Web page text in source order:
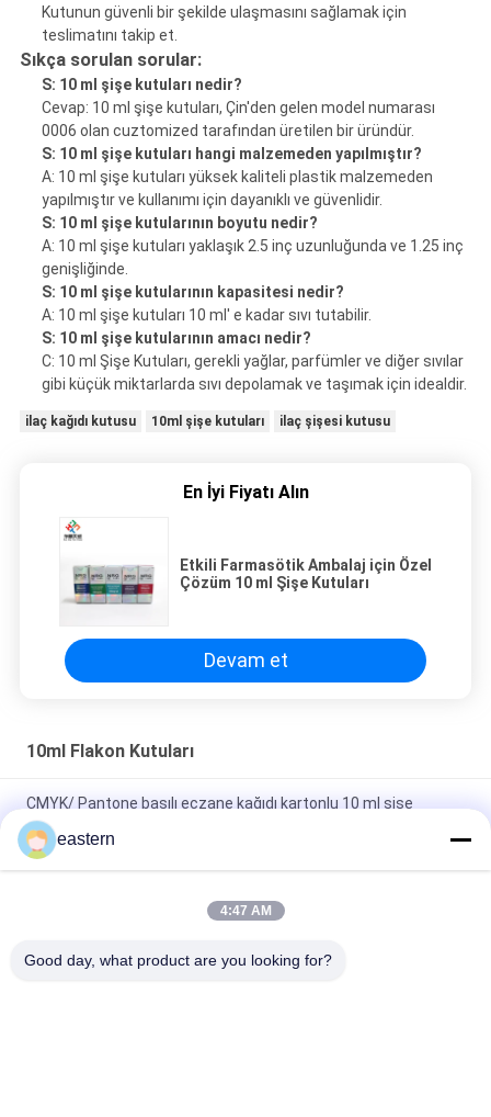
Kutunun güvenli bir şekilde ulaşmasını sağlamak için
teslimatını takip et.
Sıkça sorulan sorular:
S: 10 ml şişe kutuları nedir?
Cevap: 10 ml şişe kutuları, Çin'den gelen model numarası
0006 olan cuztomized tarafından üretilen bir üründür.
S: 10 ml şişe kutuları hangi malzemeden yapılmıştır?
A: 10 ml şişe kutuları yüksek kaliteli plastik malzemeden
yapılmıştır ve kullanımı için dayanıklı ve güvenlidir.
S: 10 ml şişe kutularının boyutu nedir?
A: 10 ml şişe kutuları yaklaşık 2.5 inç uzunluğunda ve 1.25 inç
genişliğinde.
S: 10 ml şişe kutularının kapasitesi nedir?
A: 10 ml şişe kutuları 10 ml' e kadar sıvı tutabilir.
S: 10 ml şişe kutularının amacı nedir?
C: 10 ml Şişe Kutuları, gerekli yağlar, parfümler ve diğer sıvılar
gibi küçük miktarlarda sıvı depolamak ve taşımak için idealdir.
ilaç kağıdı kutusu 10ml şişe kutuları ilaç şişesi kutusu
En İyi Fiyatı Alın
Etkili Farmasötik Ambalaj için Özel
Çözüm 10 ml Şişe Kutuları
Devam et
10ml Flakon Kutuları
CMYK/ Pantone basılı eczane kağıdı kartonlu 10 ml şişe
kutuları
Kişiselleştirilebilir 10 ml şişe Kutuları Kağıt Sterol Decavials
Paketleme için Parlak Bitirme
geliştirme Baskı 10ml Etiket Kutusu
eastern
4:47 AM
Good day, what product are you looking for?